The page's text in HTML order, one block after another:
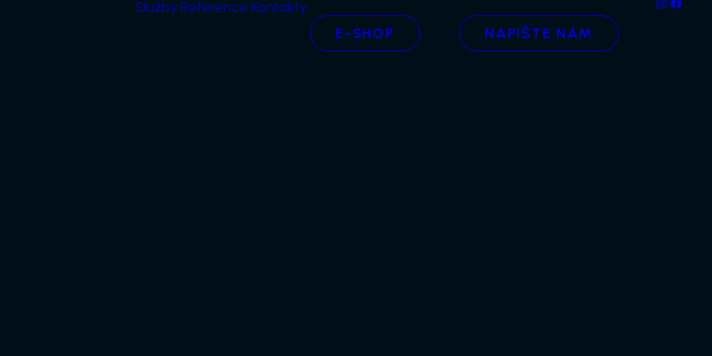
Služby Reference Kontakty
E-SHOP
NAPIŠTE NÁM